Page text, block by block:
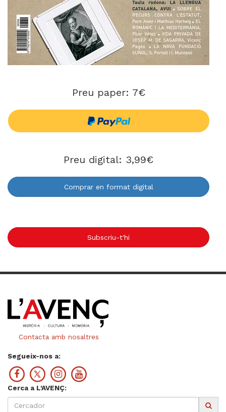
Preu paper: 7€
Preu digital: 3,99€
Comprar en format digital
Subscriu-t'hi
Contacta amb nosaltres
Segueix-nos a:
Cerca a L'AVENÇ: